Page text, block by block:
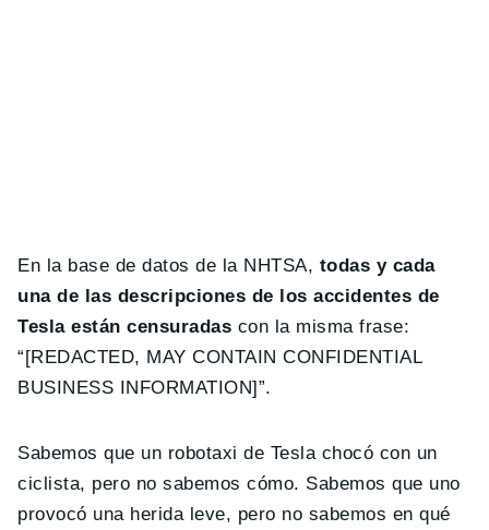
En la base de datos de la NHTSA, todas y cada
una de las descripciones de los accidentes de
Tesla están censuradas con la misma frase:
“[REDACTED, MAY CONTAIN CONFIDENTIAL
BUSINESS INFORMATION]”.
Sabemos que un robotaxi de Tesla chocó con un
ciclista, pero no sabemos cómo. Sabemos que uno
provocó una herida leve, pero no sabemos en qué